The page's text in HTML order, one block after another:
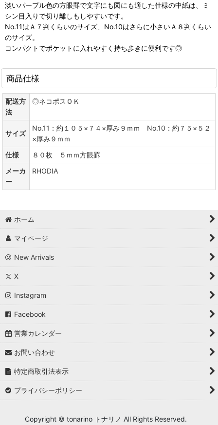
淡いパープル色の方眼罫で文字にも図にも適した仕様の中紙は、ミ
シン目入りで切り離しもしやすいです。
No.11はＡ７判くらいのサイズ、No.10はさらに小さいＡ８判くらい
のサイズ。
コンパクトでポケットに入れやすく持ち歩きに便利です◎
商品仕様
配送方
法
◎ネコポスＯＫ
サイズ
No.11：約１０５×７４×厚み９ｍｍ No.10：約７５×５２
×厚み９ｍｍ
仕様
８０枚 ５ｍｍ方眼罫
メーカ
ー
RHODIA
ホーム
マイページ
New Arrivals
X
Instagram
Facebook
営業カレンダー
お問い合わせ
特定商取引法表示
プライバシーポリシー
Copyright © tonarino トナリノ All Rights Reserved.